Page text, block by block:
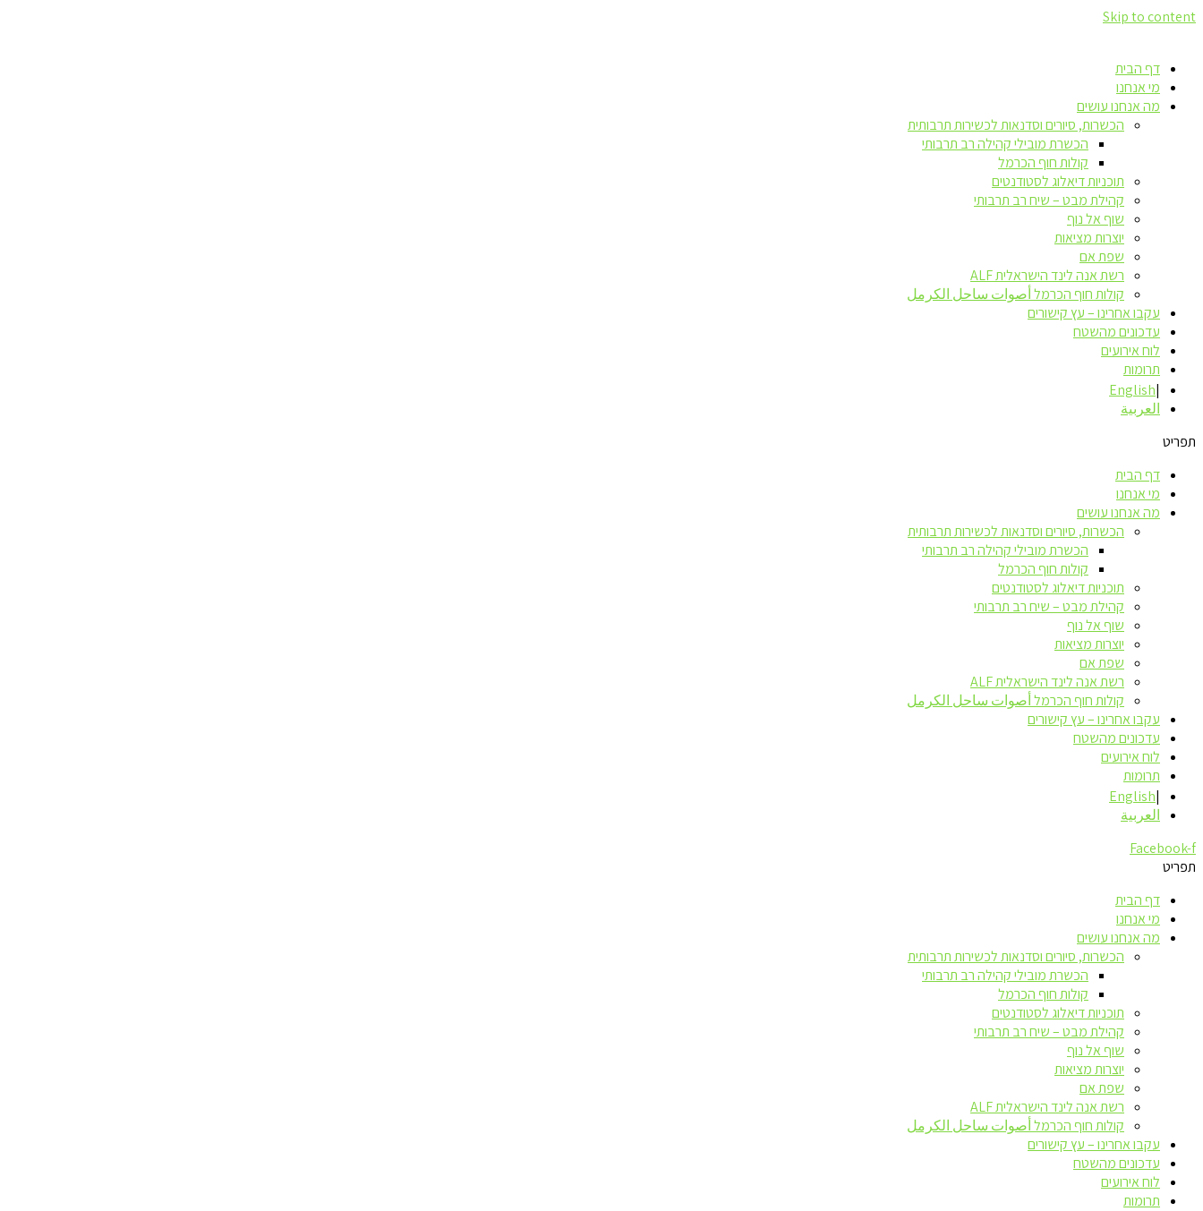
Skip to content
דף הבית
מי אנחנו
מה אנחנו עושים
הכשרות, סיורים וסדנאות לכשירות תרבותית
הכשרת מובילי קהילה רב תרבותי
קולות חוף הכרמל
תוכניות דיאלוג לסטודנטים
קהילת מבט – שיח רב תרבותי
שוף אל נוף
יוצרות מציאות
שפת אם
רשת אנה לינד הישראלית ALF
קולות חוף הכרמל أصوات ساحل الكرمل
עקבו אחרינו – עץ קישורים
עדכונים מהשטח
לוח אירועים
תרומות
English
العربية
תפריט
דף הבית
מי אנחנו
מה אנחנו עושים
הכשרות, סיורים וסדנאות לכשירות תרבותית
הכשרת מובילי קהילה רב תרבותי
קולות חוף הכרמל
תוכניות דיאלוג לסטודנטים
קהילת מבט – שיח רב תרבותי
שוף אל נוף
יוצרות מציאות
שפת אם
רשת אנה לינד הישראלית ALF
קולות חוף הכרמל أصوات ساحل الكرمل
עקבו אחרינו – עץ קישורים
עדכונים מהשטח
לוח אירועים
תרומות
English
العربية
Facebook-f
תפריט
דף הבית
מי אנחנו
מה אנחנו עושים
הכשרות, סיורים וסדנאות לכשירות תרבותית
הכשרת מובילי קהילה רב תרבותי
קולות חוף הכרמל
תוכניות דיאלוג לסטודנטים
קהילת מבט – שיח רב תרבותי
שוף אל נוף
יוצרות מציאות
שפת אם
רשת אנה לינד הישראלית ALF
קולות חוף הכרמל أصوات ساحل الكرمل
עקבו אחרינו – עץ קישורים
עדכונים מהשטח
לוח אירועים
תרומות